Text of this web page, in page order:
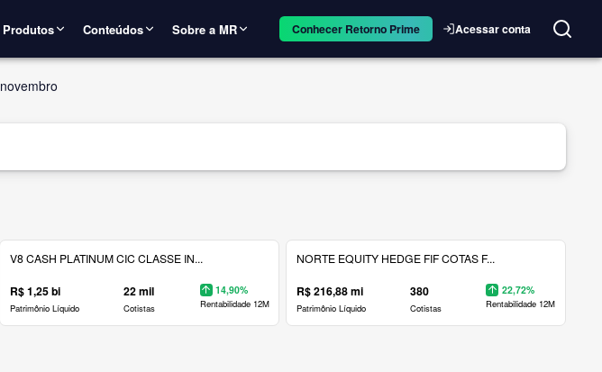
Produtos Conteúdos Sobre a MR Conhecer Retorno Prime Acessar conta
novembro
V8 CASH PLATINUM CIC CLASSE IN...
R$ 1,25 bi
Patrimônio Líquido
22 mil
Cotistas
14,90%
Rentabilidade 12M
NORTE EQUITY HEDGE FIF COTAS F...
R$ 216,88 mi
Patrimônio Líquido
380
Cotistas
22,72%
Rentabilidade 12M